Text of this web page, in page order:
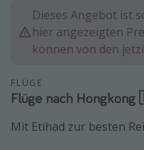
Reisethemen
Städtereisen
Dieses Angebot ist
hier angezeigten
können von den
FLÜGE
Flüge nach
Mit Etihad zur besten